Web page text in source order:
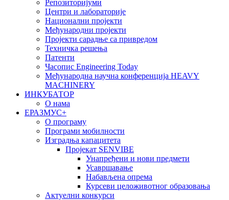
Репозиторијуми
Центри и лабораторије
Национални пројекти
Међународни пројекти
Пројекти сарадње са привредом
Техничка решења
Патенти
Часопис Engineering Today
Међународна научна конференција HEAVY
MACHINERY
ИНКУБАТОР
О нама
EРАЗМУС+
О програму
Програми мобилности
Изградња капацитета
Пројекат SENVIBE
Унапређени и нови предмети
Усавршавање
Набављена опрема
Курсеви целоживотног образовања
Актуелни конкурси